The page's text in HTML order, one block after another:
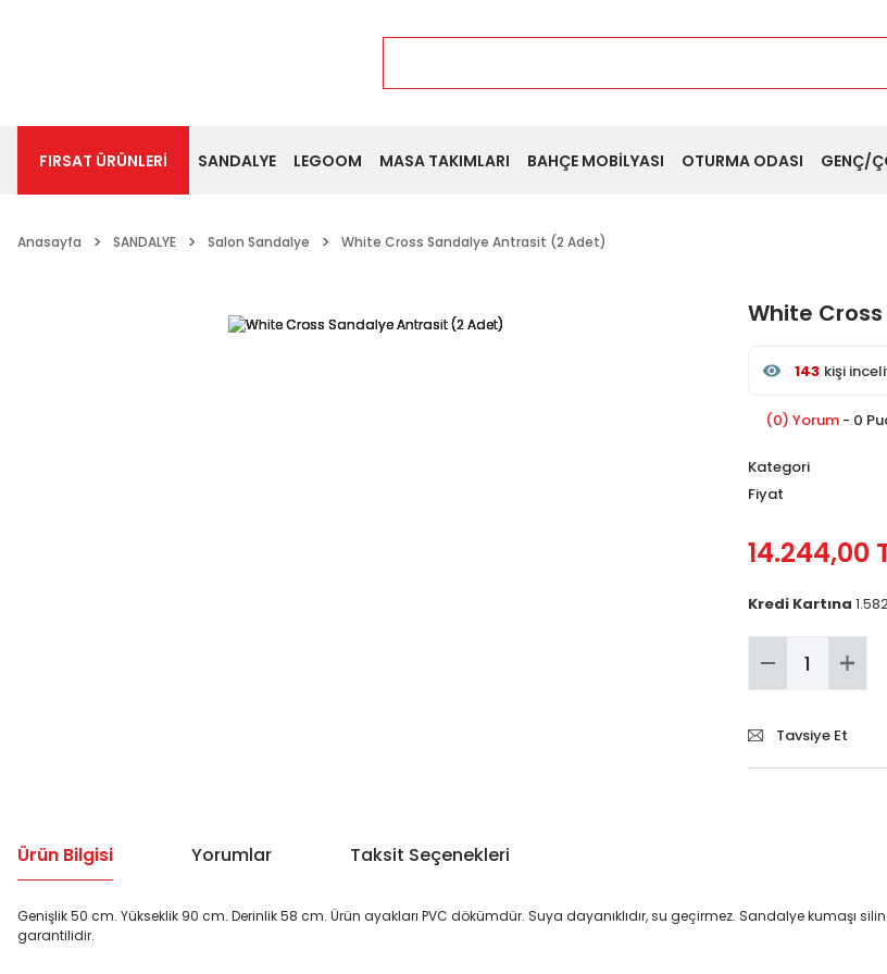
FIRSAT ÜRÜNLERİ SANDALYE LEGOOM MASA TAKIMLARI BAHÇE MOBİLYASI OTURMA ODASI GENÇ/
Anasayfa SANDALYE Salon Sandalye White Cross Sandalye Antrasit (2 Adet)
White
143 kişi
Son 24 saat
143 kişi
(0) Yorum - 0
Kategori
Fiyat
14.244,00
Kredi Kartına
Tavsiye Et
Ürün Bilgisi Yorumlar Taksit Seçenekleri
Genişlik 50 cm. Yükseklik 90 cm. Derinlik 58 cm. Ürün ayakları PVC dökümdür. Suya dayanıklıdır, su geçirmez. Sandalye kumaşı
garantilidir.